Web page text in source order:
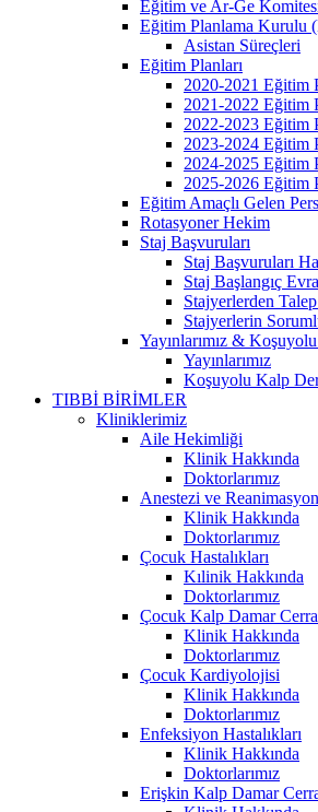
Eğitim ve Ar-Ge
Eğitim Planlama Kurulu
Asistan Süreçleri
Eğitim Planları
2020-2021 Eğitim
2021-2022 Eğitim
2022-2023 Eğitim
2023-2024 Eğitim
2024-2025 Eğitim
2025-2026 Eğitim
Eğitim Amaçlı Gelen
Rotasyoner Hekim
Staj Başvuruları
Staj Başvuruları
Staj Başlangıç
Stajyerlerden
Stajyerlerin
Yayınlarımız &
Yayınlarımız
Koşuyolu Kalp
TIBBİ BİRİMLER
Kliniklerimiz
Aile Hekimliği
Klinik Hakkında
Doktorlarımız
Anestezi ve Reanimasyon
Klinik Hakkında
Doktorlarımız
Çocuk Hastalıkları
Kılinik Hakkında
Doktorlarımız
Çocuk Kalp Damar
Klinik Hakkında
Doktorlarımız
Çocuk Kardiyolojisi
Klinik Hakkında
Doktorlarımız
Enfeksiyon Hastalıkları
Klinik Hakkında
Doktorlarımız
Erişkin Kalp Damar